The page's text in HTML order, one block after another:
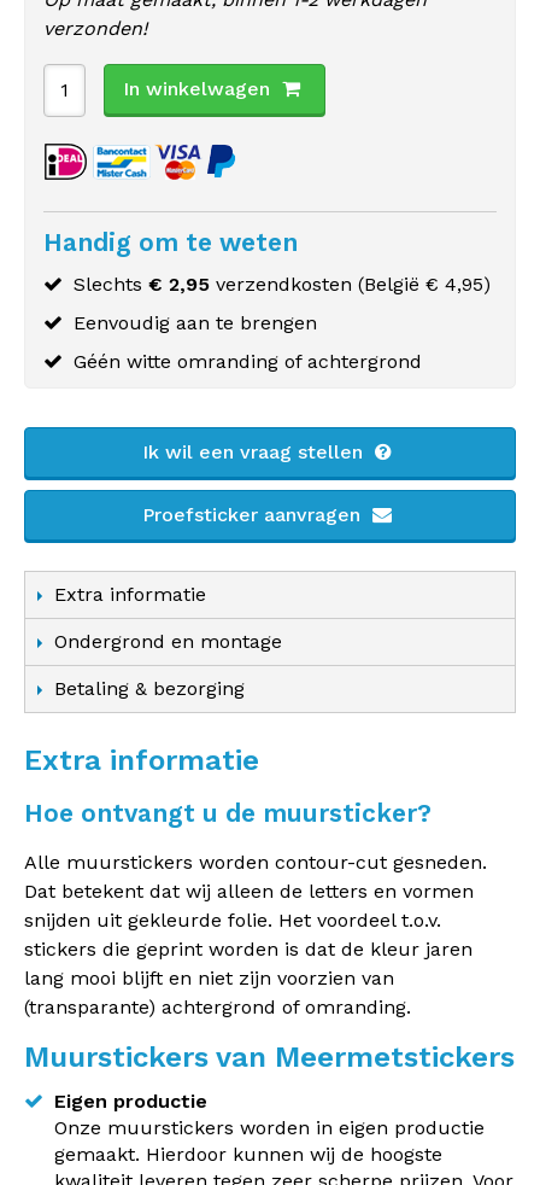
verzonden!
In winkelwagen
Handig om te weten
Slechts € 2,95 verzendkosten (België € 4,95)
Eenvoudig aan te brengen
Géén witte omranding of achtergrond
Ik wil een vraag stellen
Proefsticker aanvragen
Extra informatie
Ondergrond en montage
Betaling & bezorging
Extra informatie
Hoe ontvangt u de muursticker?
Alle muurstickers worden contour-cut gesneden.
Dat betekent dat wij alleen de letters en vormen
snijden uit gekleurde folie. Het voordeel t.o.v.
stickers die geprint worden is dat de kleur jaren
lang mooi blijft en niet zijn voorzien van
(transparante) achtergrond of omranding.
Muurstickers van Meermetstickers
Eigen productie
Onze muurstickers worden in eigen productie
gemaakt. Hierdoor kunnen wij de hoogste